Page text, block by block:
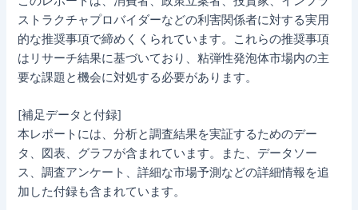
ストラクチャプロバイダーなどの利害関係者に対する実用
的な推奨事項で締めくくられています。これらの推奨事項
はリサーチ結果に基づいており、粘弾性発泡体市場内の主
要な課題と機会に対処する必要があります。
[補足データと付録]
本レポートには、分析と調査結果を実証するためのデー
タ、図表、グラフが含まれています。また、データソー
ス、調査アンケート、詳細な市場予測などの詳細情報を追
加した付録も含まれています。